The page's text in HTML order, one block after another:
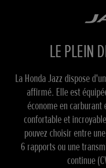
LE PLEIN
La Honda Jazz dispose
affirmé. Elle est
économe en
confortable et
pouvez choisir entre
6 rapports ou une
continue